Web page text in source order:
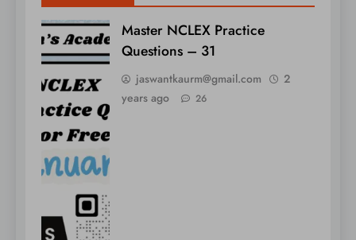
Master NCLEX Practice
Questions – 31
jaswantkaurm@gmail.com
2
years ago
26